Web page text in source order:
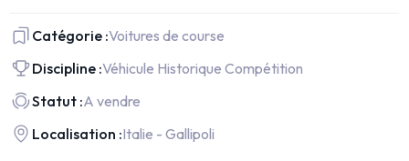
Catégorie :Voitures de course
Discipline :Véhicule Historique Compétition
Statut :A vendre
Localisation :Italie - Gallipoli